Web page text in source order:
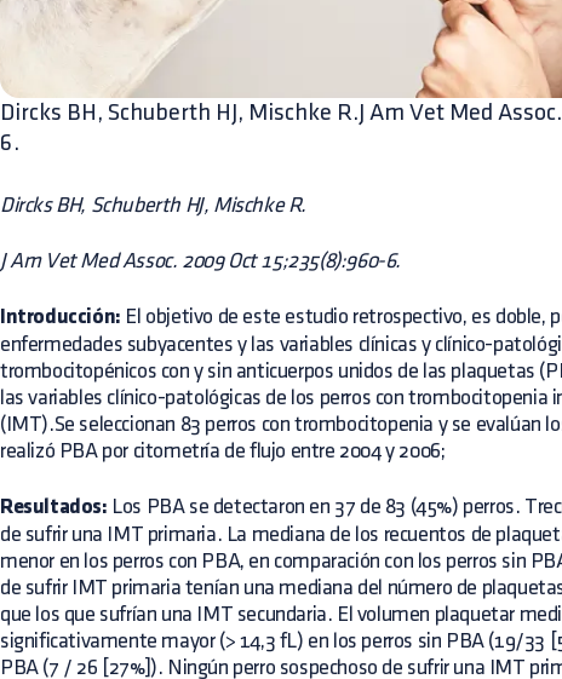
Dircks BH, Schuberth HJ, Mischke R.J Am Vet Med
6.
Dircks BH, Schuberth HJ, Mischke R.
J Am Vet Med Assoc. 2009 Oct 15;235(8):960-6.
Introducción: El objetivo de este estudio retrospectivo, es doble,
enfermedades subyacentes y las variables clínicas y clínico-
trombocitopénicos con y sin anticuerpos unidos de las plaquetas
las variables clínico-patológicas de los perros con trombocitopenia
(IMT).Se seleccionan 83 perros con trombocitopenia y se evalúan
realizó PBA por citometría de flujo entre 2004 y 2006;
Resultados: Los PBA se detectaron en 37 de 83 (45%) perros.
de sufrir una IMT primaria. La mediana de los recuentos de
menor en los perros con PBA, en comparación con los perros sin
de sufrir IMT primaria tenían una mediana del número de
que los que sufrían una IMT secundaria. El volumen plaquetar
significativamente mayor (> 14,3 fL) en los perros sin PBA (19/33
PBA (7 / 26 [27%]). Ningún perro sospechoso de sufrir una IMT